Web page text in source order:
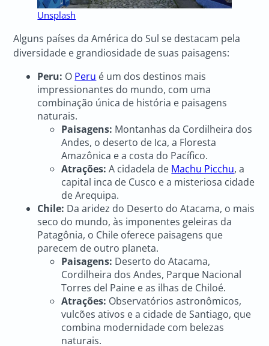
Unsplash
Alguns países da América do Sul se destacam pela
diversidade e grandiosidade de suas paisagens:
Peru: O Peru é um dos destinos mais
impressionantes do mundo, com uma
combinação única de história e paisagens
naturais.
Paisagens: Montanhas da Cordilheira dos
Andes, o deserto de Ica, a Floresta
Amazônica e a costa do Pacífico.
Atrações: A cidadela de Machu Picchu, a
capital inca de Cusco e a misteriosa cidade
de Arequipa.
Chile: Da aridez do Deserto do Atacama, o mais
seco do mundo, às imponentes geleiras da
Patagônia, o Chile oferece paisagens que
parecem de outro planeta.
Paisagens: Deserto do Atacama,
Cordilheira dos Andes, Parque Nacional
Torres del Paine e as ilhas de Chiloé.
Atrações: Observatórios astronômicos,
vulcões ativos e a cidade de Santiago, que
combina modernidade com belezas
naturais.